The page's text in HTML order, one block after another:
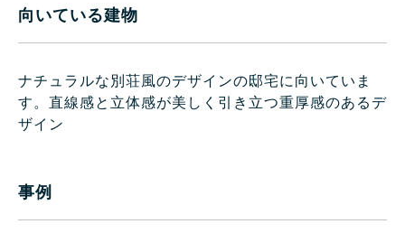
向いている建物
ナチュラルな別荘風のデザインの邸宅に向いていま
す。直線感と立体感が美しく引き立つ重厚感のあるデ
ザイン
事例